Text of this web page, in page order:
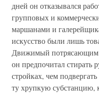
дней он отказывался
групповых и
маршанами и
искусство были лишь
Движимый потрясающим
он предпочитал стирать
стройках, чем
ту хрупкую субстанцию,